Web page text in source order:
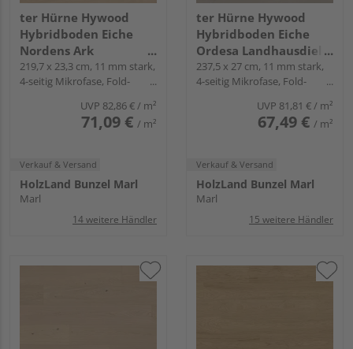
ter Hürne Hywood
Hybridboden Eiche
Nordens Ark
Landhausdiele lackiert
extramatt ruhig -
CLASSIC COLLECTION
219,7 x 23,3 cm, 11 mm stark,
4-seitig Mikrofase, Fold-
UVP 82,86 € / m²
71,09 € / m²
Verkauf & Versand
HolzLand Bunzel Marl
Marl
14 weitere Händler
ter Hürne Hywood
Hybridboden Eiche
Ordesa Landhausdiele
lackiert extramatt
ruhig - Noblesse
237,5 x 27 cm, 11 mm stark,
4-seitig Mikrofase, Fold-
UVP 81,81 € / m²
67,49 € / m²
Verkauf & Versand
HolzLand Bunzel Marl
Marl
15 weitere Händler